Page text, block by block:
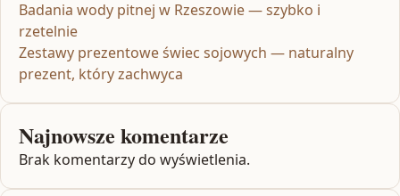
Badania wody pitnej w Rzeszowie — szybko i
rzetelnie
Zestawy prezentowe świec sojowych — naturalny
prezent, który zachwyca
Najnowsze komentarze
Brak komentarzy do wyświetlenia.